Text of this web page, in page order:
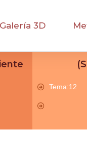
Galería 3D
Tema:12